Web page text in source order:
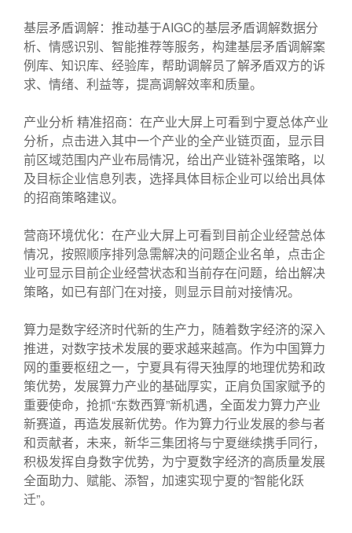
基层矛盾调解：推动基于AIGC的基层矛盾调解数据分
析、情感识别、智能推荐等服务，构建基层矛盾调解案
例库、知识库、经验库，帮助调解员了解矛盾双方的诉
求、情绪、利益等，提高调解效率和质量。
产业分析 精准招商：在产业大屏上可看到宁夏总体产业
分析，点击进入其中一个产业的全产业链页面，显示目
前区域范围内产业布局情况，给出产业链补强策略，以
及目标企业信息列表，选择具体目标企业可以给出具体
的招商策略建议。
营商环境优化：在产业大屏上可看到目前企业经营总体
情况，按照顺序排列急需解决的问题企业名单，点击企
业可显示目前企业经营状态和当前存在问题，给出解决
策略，如已有部门在对接，则显示目前对接情况。
算力是数字经济时代新的生产力，随着数字经济的深入
推进，对数字技术发展的要求越来越高。作为中国算力
网的重要枢纽之一，宁夏具有得天独厚的地理优势和政
策优势，发展算力产业的基础厚实，正肩负国家赋予的
重要使命，抢抓“东数西算”新机遇，全面发力算力产业
新赛道，再造发展新优势。作为算力行业发展的参与者
和贡献者，未来，新华三集团将与宁夏继续携手同行，
积极发挥自身数字优势，为宁夏数字经济的高质量发展
全面助力、赋能、添智，加速实现宁夏的“智能化跃
迁”。